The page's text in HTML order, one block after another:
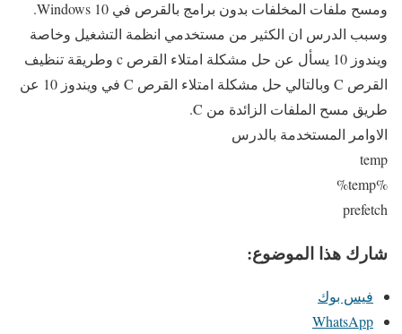
ومسح ملفات المخلفات بدون برامج بالقرص في Windows 10.
وسبب الدرس ان الكثير من مستخدمي انظمة التشغيل وخاصة
ويندوز 10 يسأل عن حل مشكلة امتلاء القرص c وطريقة تنظيف
القرص C وبالتالي حل مشكلة امتلاء القرص C في ويندوز 10 عن
طريق مسح الملفات الزائدة من C.
الاوامر المستخدمة بالدرس
temp
%temp%
prefetch
شارك هذا الموضوع:
فيس بوك
WhatsApp